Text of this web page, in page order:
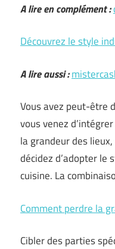
A lire en complément :
Découvrez le style
A lire aussi :
Vous avez peut-être
vous venez
la grandeur des
décidez d’adopter le
cuisine. La
Comment perdre la
Cibler des parties